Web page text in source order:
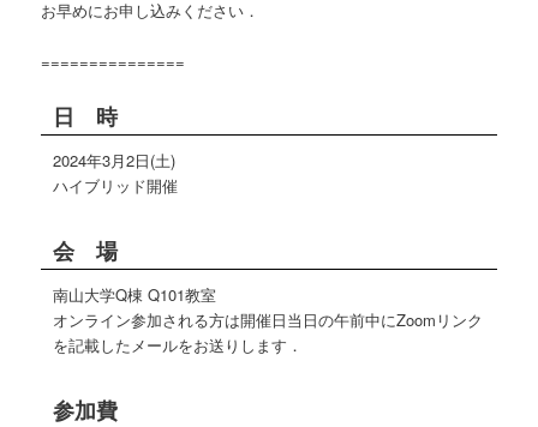
お早めにお申し込みください．
===============
日 時
2024年3月2日(土)
ハイブリッド開催
会 場
南山大学Q棟 Q101教室
オンライン参加される方は開催日当日の午前中にZoomリンク
を記載したメールをお送りします．
参加費